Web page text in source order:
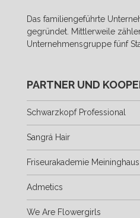
Das familiengeführte
gegründet. Mittlerweile
Unternehmensgruppe fünf
PARTNER UND
Schwarzkopf Professional
Sangrá Hair
Friseurakademie Meininghaus
Admetics
We Are Flowergirls